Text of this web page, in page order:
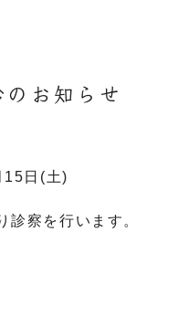
お知らせ
15日(土)
察を行います。